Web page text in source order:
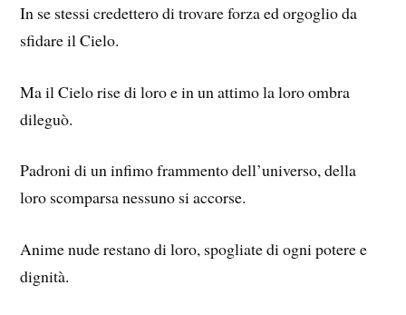
In se stessi credettero di trovare forza ed orgoglio da
sfidare il Cielo.
Ma il Cielo rise di loro e in un attimo la loro ombra
dileguò.
Padroni di un infimo frammento dell’universo, della
loro scomparsa nessuno si accorse.
Anime nude restano di loro, spogliate di ogni potere e
dignità.